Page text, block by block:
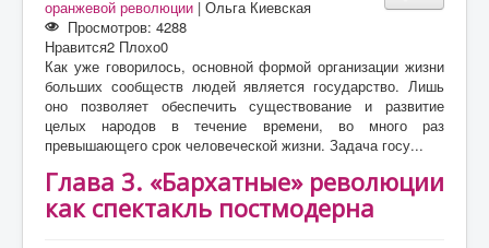
оранжевой революции | Ольга Киевская
Просмотров: 4288
Нравится2 Плохо0
Как уже говорилось, основной формой организации жизни
больших сообществ людей является государство. Лишь
оно позволяет обеспечить существование и развитие
целых народов в течение времени, во много раз
превышающего срок человеческой жизни. Задача госу...
Глава 3. «Бархатные» революции
как спектакль постмодерна